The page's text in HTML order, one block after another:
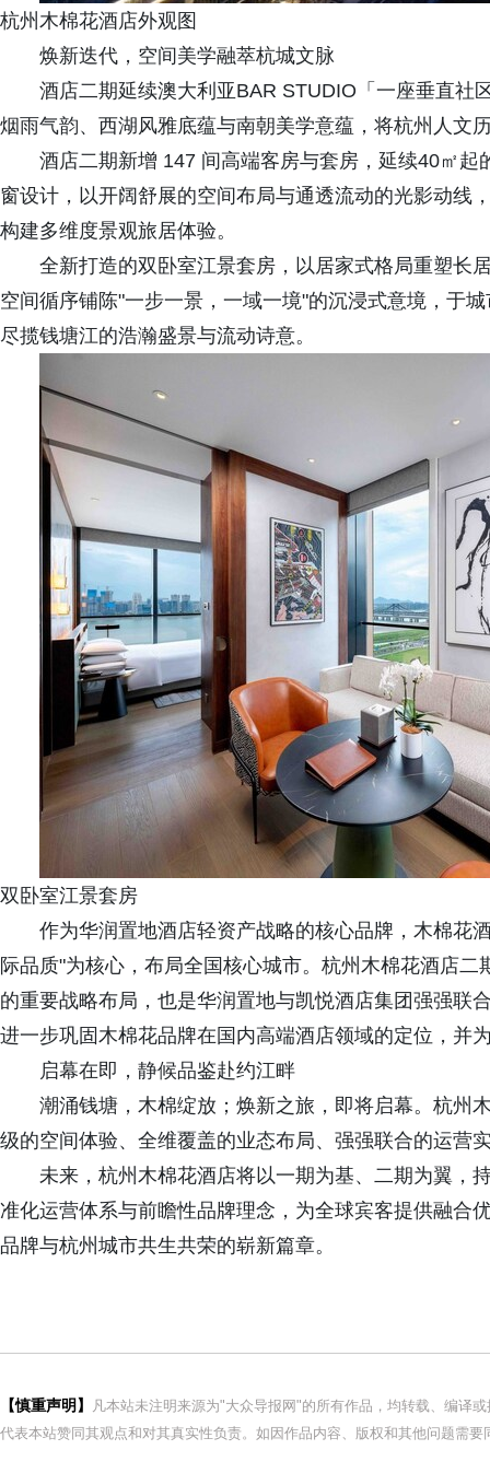
杭州木棉花酒店外观图
焕新迭代，空间美学融萃杭城文脉
酒店二期延续澳大利亚BAR STUDIO「一座垂直社
烟雨气韵、西湖风雅底蕴与南朝美学意蕴，将杭州人文
酒店二期新增 147 间高端客房与套房，延续40㎡
窗设计，以开阔舒展的空间布局与通透流动的光影动线
构建多维度景观旅居体验。
全新打造的双卧室江景套房，以居家式格局重塑长
空间循序铺陈"一步一景，一域一境"的沉浸式意境，于
尽揽钱塘江的浩瀚盛景与流动诗意。
双卧室江景套房
作为华润置地酒店轻资产战略的核心品牌，木棉花
际品质"为核心，布局全国核心城市。杭州木棉花酒店
的重要战略布局，也是华润置地与凯悦酒店集团强强联
进一步巩固木棉花品牌在国内高端酒店领域的定位，并
启幕在即，静候品鉴赴约江畔
潮涌钱塘，木棉绽放；焕新之旅，即将启幕。杭州
级的空间体验、全维覆盖的业态布局、强强联合的运营
未来，杭州木棉花酒店将以一期为基、二期为翼，
准化运营体系与前瞻性品牌理念，为全球宾客提供融合
品牌与杭州城市共生共荣的崭新篇章。
【慎重声明】
凡本站未注明来源为"大众导报网"的所有作品，均转载、编译
代表本站赞同其观点和对其真实性负责。如因作品内容、版权和其他问题需